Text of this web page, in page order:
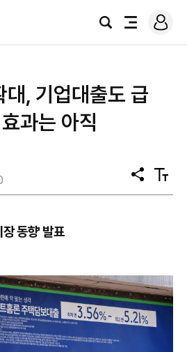
검
전
로
그
대, 기업대출도 급
과는 아직
공
유
텍
스
동향' 발표